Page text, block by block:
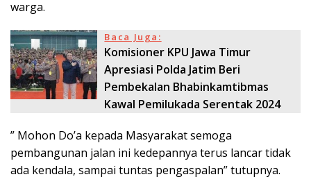
warga.
Baca Juga:
Komisioner KPU Jawa Timur
Apresiasi Polda Jatim Beri
Pembekalan Bhabinkamtibmas
Kawal Pemilukada Serentak 2024
” Mohon Do’a kepada Masyarakat semoga
pembangunan jalan ini kedepannya terus lancar tidak
ada kendala, sampai tuntas pengaspalan” tutupnya.